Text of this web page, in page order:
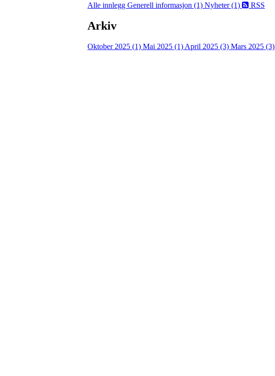
Alle innlegg Generell informasjon (1) Nyheter (1) RSS
Arkiv
Oktober 2025 (1) Mai 2025 (1) April 2025 (3) Mars 2025 (3)